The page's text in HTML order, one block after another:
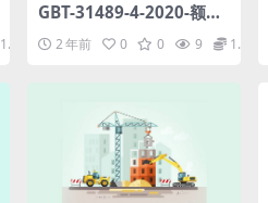
1.98
GBT-31489-4-2020-额定
电压500kV及以下直流输
电用挤包绝缘电力电缆系
2 年前 0 0 9 1.98